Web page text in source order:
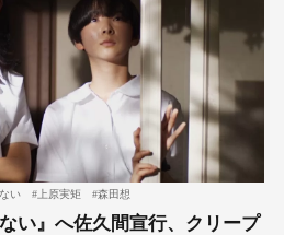
い #上原実矩 #森田想
い』へ佐久間宣行、クリープ